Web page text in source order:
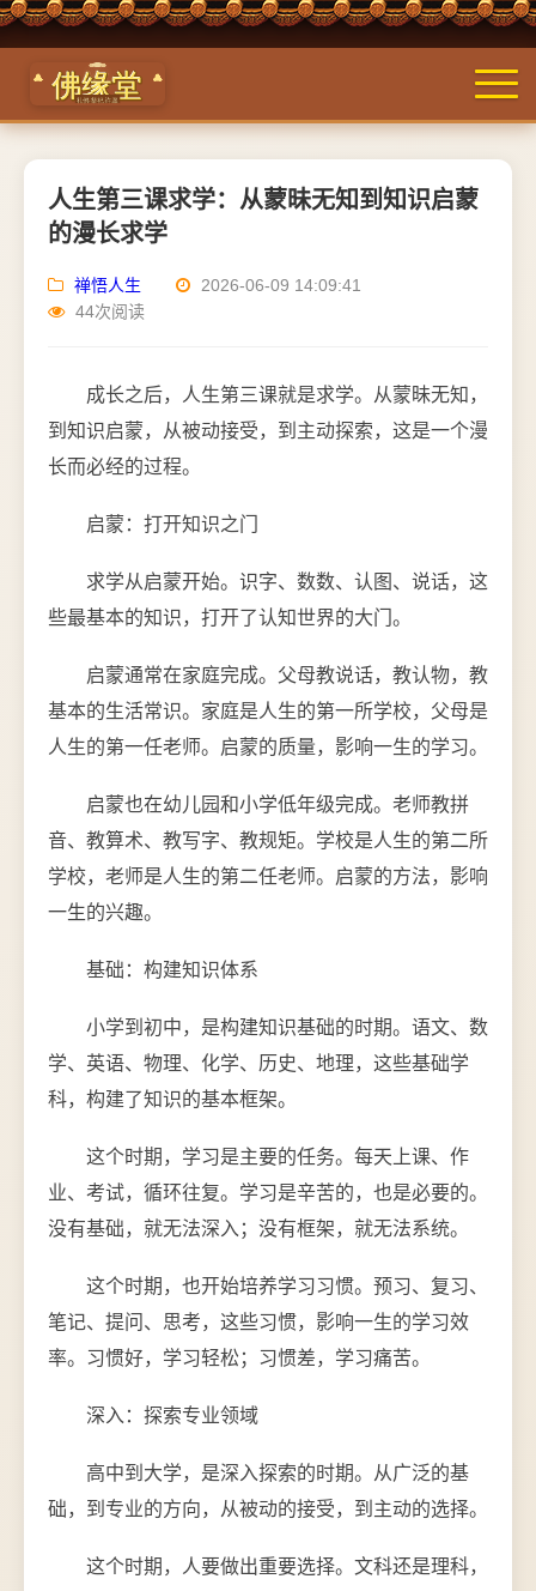
人生第三课求学：从蒙昧无知到知识启蒙
的漫长求学
禅悟人生
2026-06-09 14:09:41
44次阅读
成长之后，人生第三课就是求学。从蒙昧无知，
到知识启蒙，从被动接受，到主动探索，这是一个漫
长而必经的过程。
启蒙：打开知识之门
求学从启蒙开始。识字、数数、认图、说话，这
些最基本的知识，打开了认知世界的大门。
启蒙通常在家庭完成。父母教说话，教认物，教
基本的生活常识。家庭是人生的第一所学校，父母是
人生的第一任老师。启蒙的质量，影响一生的学习。
启蒙也在幼儿园和小学低年级完成。老师教拼
音、教算术、教写字、教规矩。学校是人生的第二所
学校，老师是人生的第二任老师。启蒙的方法，影响
一生的兴趣。
基础：构建知识体系
小学到初中，是构建知识基础的时期。语文、数
学、英语、物理、化学、历史、地理，这些基础学
科，构建了知识的基本框架。
这个时期，学习是主要的任务。每天上课、作
业、考试，循环往复。学习是辛苦的，也是必要的。
没有基础，就无法深入；没有框架，就无法系统。
这个时期，也开始培养学习习惯。预习、复习、
笔记、提问、思考，这些习惯，影响一生的学习效
率。习惯好，学习轻松；习惯差，学习痛苦。
深入：探索专业领域
高中到大学，是深入探索的时期。从广泛的基
础，到专业的方向，从被动的接受，到主动的选择。
这个时期，人要做出重要选择。文科还是理科，